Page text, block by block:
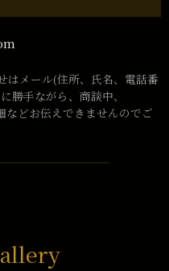
はメール(住所、氏名、電話番
勝手ながら、商談中、
どお伝えできませんのでご